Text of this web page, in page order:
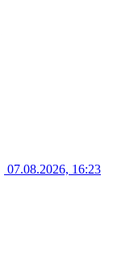
07.08.2026, 16:23